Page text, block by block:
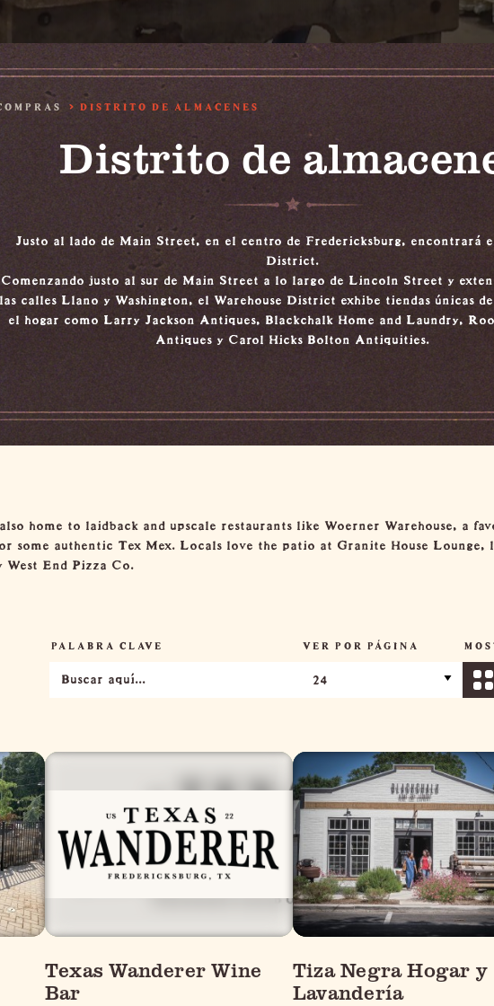
DISTRITO DE ALMACENES
Distrito de
Justo al lado de Main Street, en el centro de Fredericksburg, encontrará
District.
Comenzando justo al sur de Main Street a lo largo de Lincoln Street y
las calles Llano y Washington, el Warehouse District exhibe tiendas únicas
el hogar como Larry Jackson Antiques, Blackchalk Home and Laundry,
Antiques y Carol Hicks Bolton Antiquities.
home to laidback and upscale restaurants like Woerner Warehouse, a
some authentic Tex Mex. Locals love the patio at Granite House Lounge,
West End Pizza Co.
PALABRA CLAVE VER POR PÁGINA
Texas Wanderer Wine
Bar
Tiza Negra Hogar y
Lavandería